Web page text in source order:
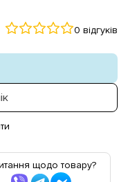
0 відгуків
щодо товару?